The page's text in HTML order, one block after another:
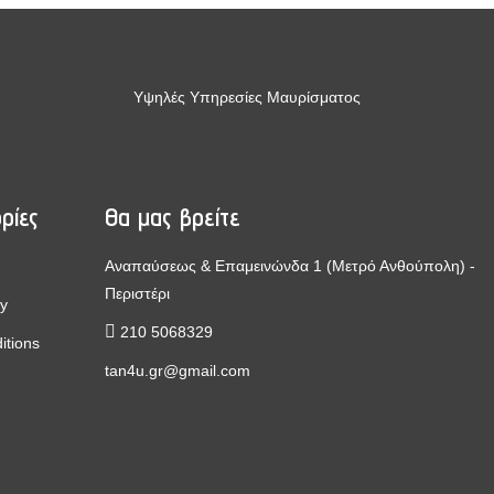
Υψηλές Υπηρεσίες Μαυρίσματος
Θα μας βρείτε
Αναπαύσεως & Επαμεινώνδα 1 (Μετρό Ανθούπολη) -
Περιστέρι
210 5068329
tan4u.gr@gmail.com